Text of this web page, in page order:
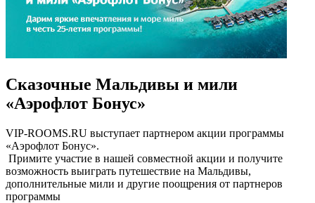
Сказочные Мальдивы и мили
«Аэрофлот Бонус»
VIP-ROOMS.RU выступает партнером акции программы
«Аэрофлот Бонус».
Примите участие в нашей совместной акции и получите
возможность выиграть путешествие на Мальдивы,
дополнительные мили и другие поощрения от партнеров
программы